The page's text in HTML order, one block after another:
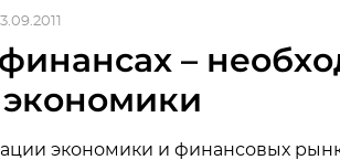
–
экономики и финансовых